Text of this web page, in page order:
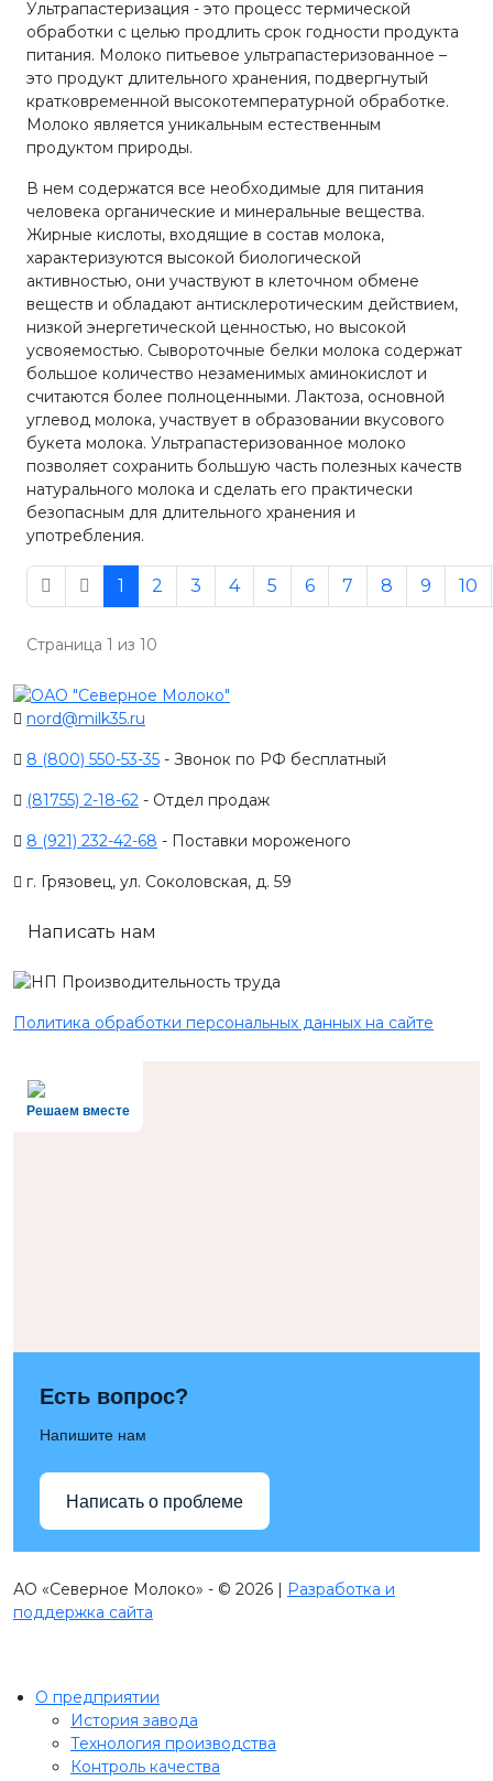
Ультрапастеризация - это процесс термической
обработки с целью продлить срок годности продукта
питания. Молоко питьевое ультрапастеризованное –
это продукт длительного хранения, подвергнутый
кратковременной высокотемпературной обработке.
Молоко является уникальным естественным
продуктом природы.
В нем содержатся все необходимые для питания
человека органические и минеральные вещества.
Жирные кислоты, входящие в состав молока,
характеризуются высокой биологической
активностью, они участвуют в клеточном обмене
веществ и обладают антисклеротическим действием,
низкой энергетической ценностью, но высокой
усвояемостью. Сывороточные белки молока содержат
большое количество незаменимых аминокислот и
считаются более полноценными. Лактоза, основной
углевод молока, участвует в образовании вкусового
букета молока. Ультрапастеризованное молоко
позволяет сохранить большую часть полезных качеств
натурального молока и сделать его практически
безопасным для длительного хранения и
употребления.
1 2 3 4 5 6 7 8 9 10
Страница 1 из 10
nord@milk35.ru
8 (800) 550-53-35 - Звонок по РФ бесплатный
(81755) 2-18-62 - Отдел продаж
8 (921) 232-42-68 - Поставки мороженого
г. Грязовец, ул. Соколовская, д. 59
Написать нам
Политика обработки персональных данных на сайте
Решаем вместе
Есть вопрос?
Напишите нам
Написать о проблеме
АО «Северное Молоко» - © 2026 | Разработка и
поддержка сайта
О предприятии
История завода
Технология производства
Контроль качества